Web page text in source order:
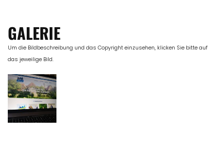
GALERIE
Um die Bildbeschreibung und das Copyright einzusehen, klicken Sie bitte auf
das jeweilige Bild.